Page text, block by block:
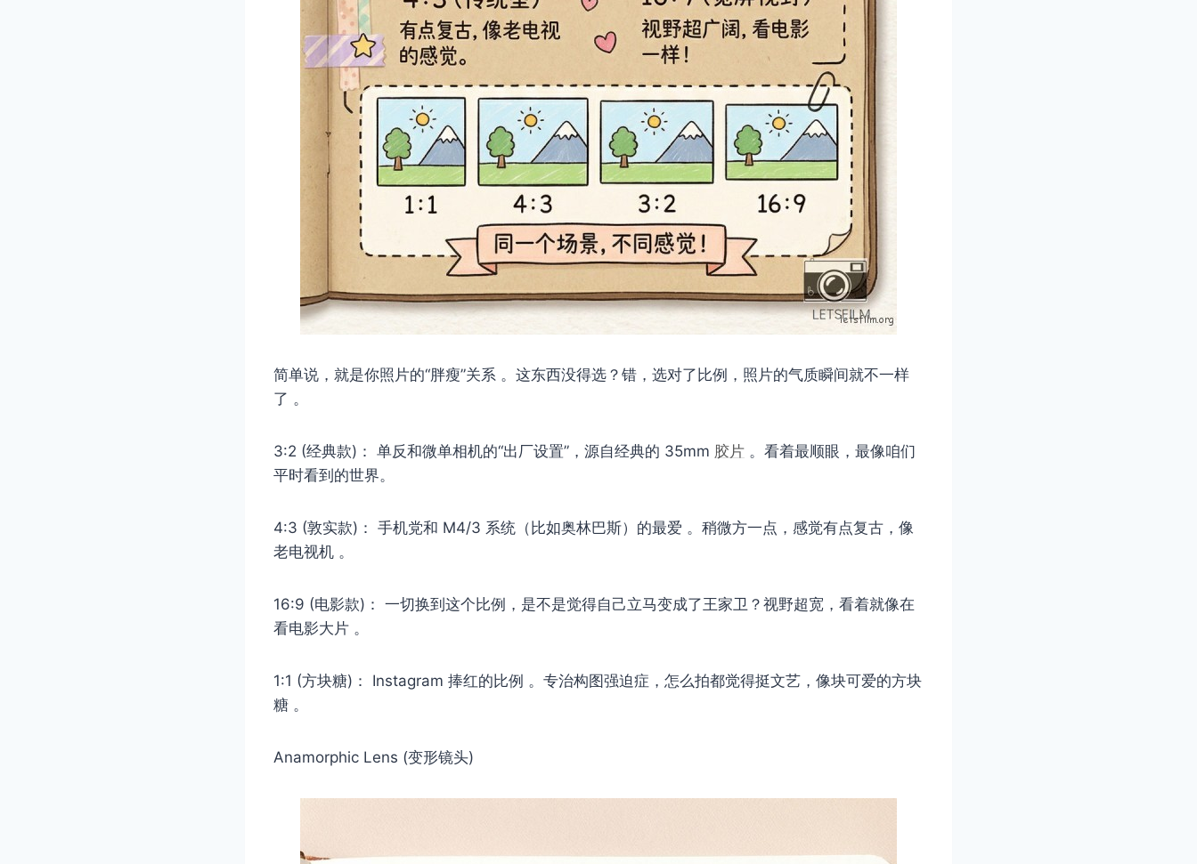
简单说，就是你照片的“胖瘦”关系 。这东西没得选？错，选对了比例，照片的气质瞬间就不一样
了 。
3:2 (经典款)： 单反和微单相机的“出厂设置”，源自经典的 35mm 胶片 。看着最顺眼，最像咱们
平时看到的世界。
4:3 (敦实款)： 手机党和 M4/3 系统（比如奥林巴斯）的最爱 。稍微方一点，感觉有点复古，像
老电视机 。
16:9 (电影款)： 一切换到这个比例，是不是觉得自己立马变成了王家卫？视野超宽，看着就像在
看电影大片 。
1:1 (方块糖)： Instagram 捧红的比例 。专治构图强迫症，怎么拍都觉得挺文艺，像块可爱的方块
糖 。
Anamorphic Lens (变形镜头)